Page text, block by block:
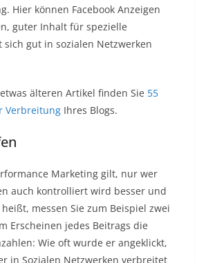
Hier können Facebook Anzeigen
guter Inhalt für spezielle
sich gut in sozialen Netzwerken
älteren Artikel finden Sie 55
Verbreitung Ihres Blogs.
Marketing gilt, nur wer
auch kontrolliert wird besser und
messen Sie zum Beispiel zwei
Erscheinen jedes Beitrags die
Wie oft wurde er angeklickt,
in Sozialen Netzwerken verbreitet